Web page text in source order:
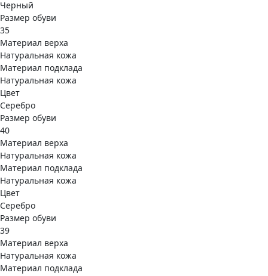
Черный
Размер обуви
35
Материал верха
Натуральная кожа
Материал подклада
Натуральная кожа
Цвет
Серебро
Размер обуви
40
Материал верха
Натуральная кожа
Материал подклада
Натуральная кожа
Цвет
Серебро
Размер обуви
39
Материал верха
Натуральная кожа
Материал подклада